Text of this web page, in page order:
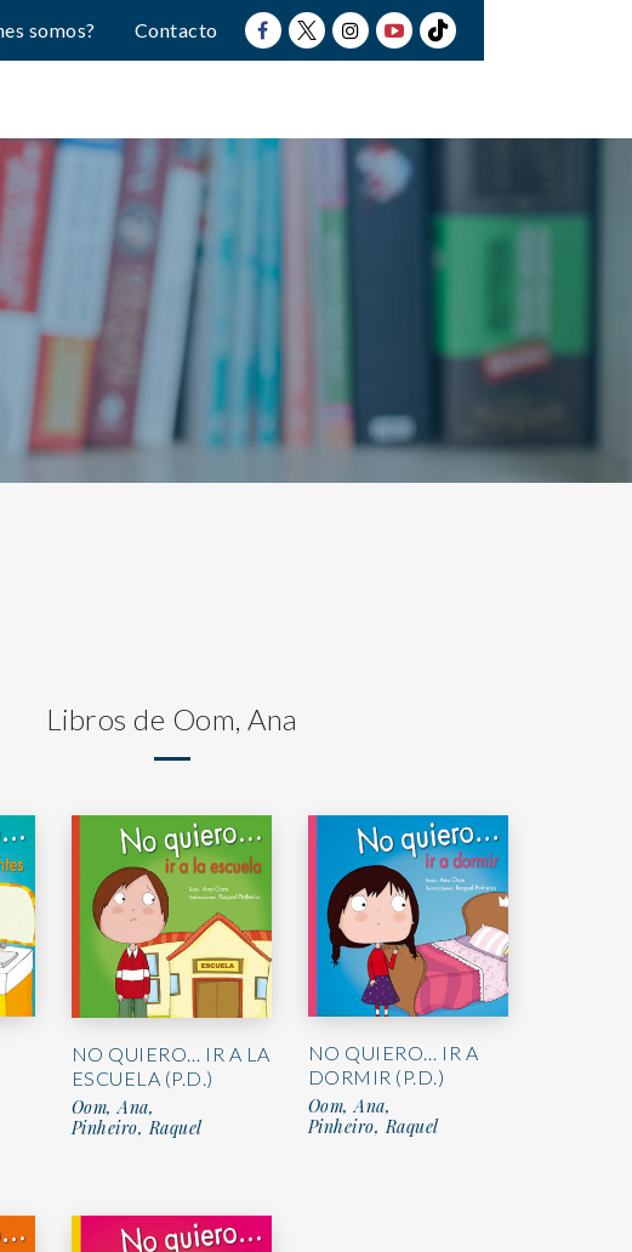
somos? Contacto
Libros de Oom, Ana
NO QUIERO… IR A LA
ESCUELA (P.D.)
Oom, Ana,
Pinheiro, Raquel
NO QUIERO… IR A
DORMIR (P.D.)
Oom, Ana,
Pinheiro, Raquel